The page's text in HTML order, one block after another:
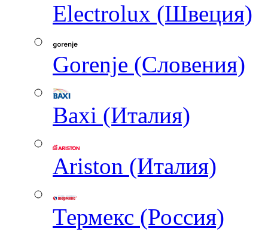
Electrolux (Швеция)
Gorenje (Словения)
Baxi (Италия)
Ariston (Италия)
Термекс (Россия)